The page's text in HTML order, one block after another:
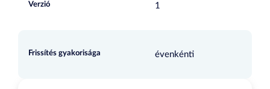
Verzió 1
Frissítés gyakorisága évenkénti